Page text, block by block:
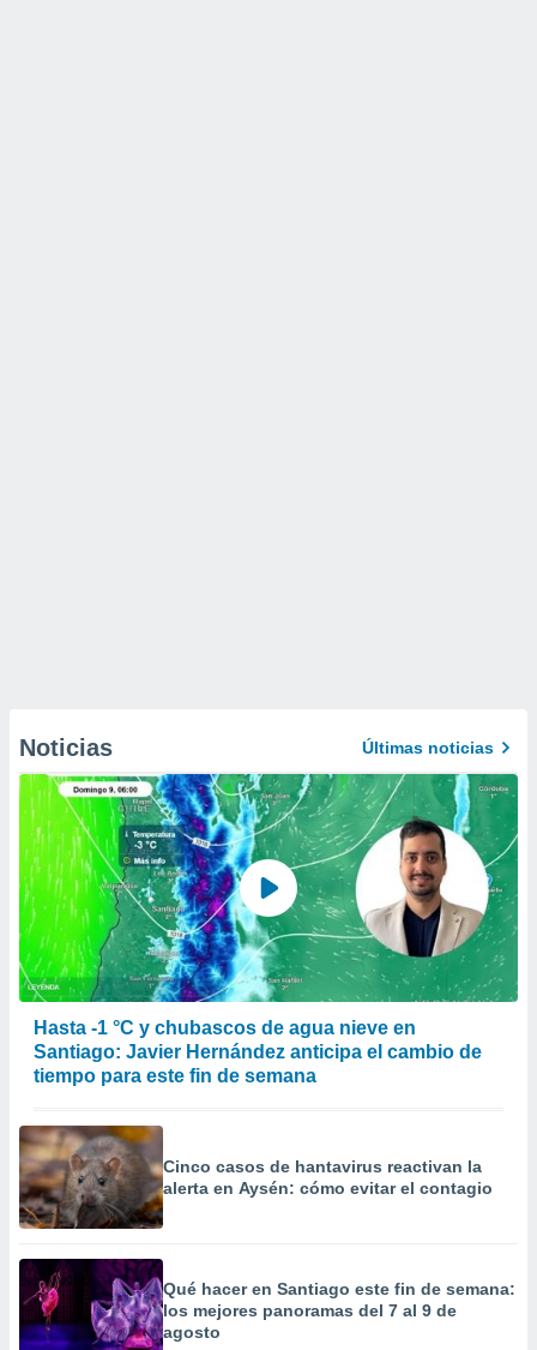
Noticias Últimas noticias
Hasta -1 °C y chubascos de agua nieve en
Santiago: Javier Hernández anticipa el cambio de
tiempo para este fin de semana
Cinco casos de hantavirus reactivan la
alerta en Aysén: cómo evitar el contagio
Qué hacer en Santiago este fin de semana:
los mejores panoramas del 7 al 9 de
agosto